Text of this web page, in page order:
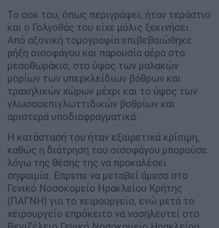
Το σοκ του, όπως περιγράφει, ήταν τεράστιο
και ο Γολγοθάς του είχε μόλις ξεκινήσει.
Από αξονική τομογραφία επιβεβαιώθηκε
ρήξη οισοφάγου και παρουσία αέρα στο
μεσοθωράκιο, στο ύψος των μαλακών
μορίων των υπερκλείδιων βόθρων και
τραχηλικών χώρων μέχρι και το ύψος των
γλωσσοεπιγλωττιδικών βοθρίων και
αριστερά υποδιαφραγματικά.
Η κατάστασή του ήταν εξαιρετικά κρίσιμη,
καθώς η διάτρηση του οισοφάγου μπορούσε
λόγω της θέσης της να προκαλέσει
σηψαιμία. Επρεπε να μεταβεί άμεσα στο
Γενικό Νοσοκομείο Ηρακλείου Κρήτης
(ΠΑΓΝΗ) για το χειρουργείο, ενώ μετά το
χειρουργείο επρόκειτο να νοσηλευτεί στο